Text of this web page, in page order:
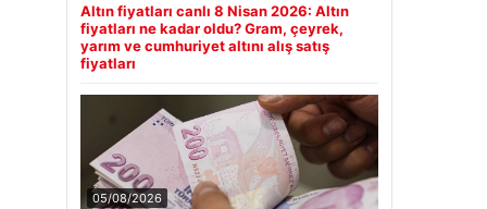
Altın fiyatları canlı 8 Nisan 2026: Altın
fiyatları ne kadar oldu? Gram, çeyrek,
yarım ve cumhuriyet altını alış satış
fiyatları
05/08/2026